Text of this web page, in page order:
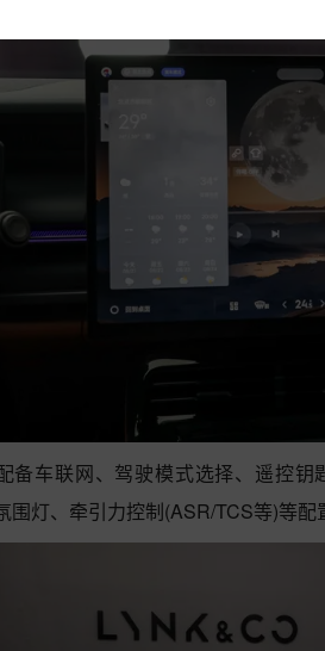
备车联网、驾驶模式选择、遥控
围灯、牵引力控制(ASR/TCS等)等